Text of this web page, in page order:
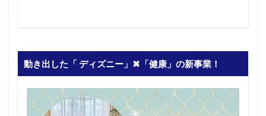
動き出した「 ディズニー」✖︎「健康」の新事業！